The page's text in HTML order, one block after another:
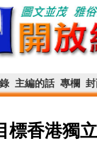
主編的話 專欄
標香港獨